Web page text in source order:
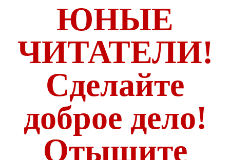
ЮНЫЕ
ЧИТАТЕЛИ!
Сделайте
доброе дело!
Отыщите